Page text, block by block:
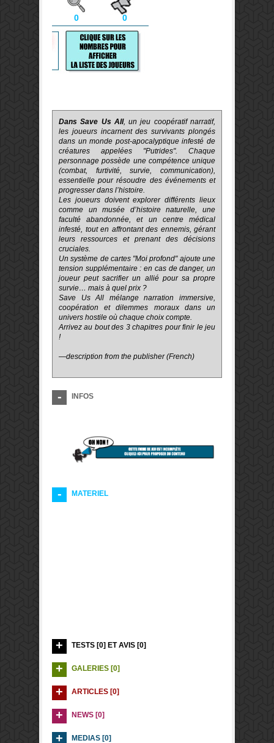
0 0
Dans Save Us All, un jeu coopératif narratif,
les joueurs incarnent des survivants plongés
dans un monde post-apocalyptique infesté de
créatures appelées "Putrides". Chaque
personnage possède une compétence unique
(combat, furtivité, survie, communication),
essentielle pour résoudre des événements et
progresser dans l’histoire.
Les joueurs doivent explorer différents lieux
comme un musée d’histoire naturelle, une
faculté abandonnée, et un centre médical
infesté, tout en affrontant des ennemis, gérant
leurs ressources et prenant des décisions
cruciales.
Un système de cartes "Moi profond" ajoute une
tension supplémentaire : en cas de danger, un
joueur peut sacrifier un allié pour sa propre
survie… mais à quel prix ?
Save Us All mélange narration immersive,
coopération et dilemmes moraux dans un
univers hostile où chaque choix compte.
Arrivez au bout des 3 chapitres pour finir le jeu
!
—description from the publisher (French)
INFOS
MATERIEL
TESTS [0] ET AVIS [0]
GALERIES [0]
ARTICLES [0]
NEWS [0]
MEDIAS [0]